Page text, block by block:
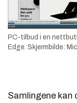
PC-tilbud i en
Edge. Skjermbilde:
Samlingene kan